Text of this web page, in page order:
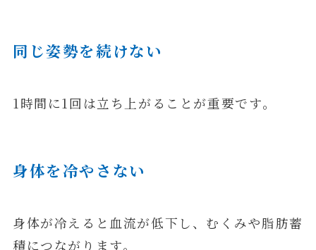
同じ姿勢を続けない
1時間に1回は立ち上がることが重要です。
身体を冷やさない
身体が冷えると血流が低下し、むくみや脂肪蓄
積につながります。